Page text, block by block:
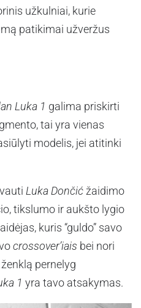
užkulniai, kurie
patikimai užveržus
Luka 1 galima priskirti
tai yra vienas
modelis, jei atitinki
Luka Dončićžaidimo
tikslumo ir aukšto lygio
kuris “guldo” savo
crossover’iais bei nori
ženklą pernelyg
1 yra tavo atsakymas.